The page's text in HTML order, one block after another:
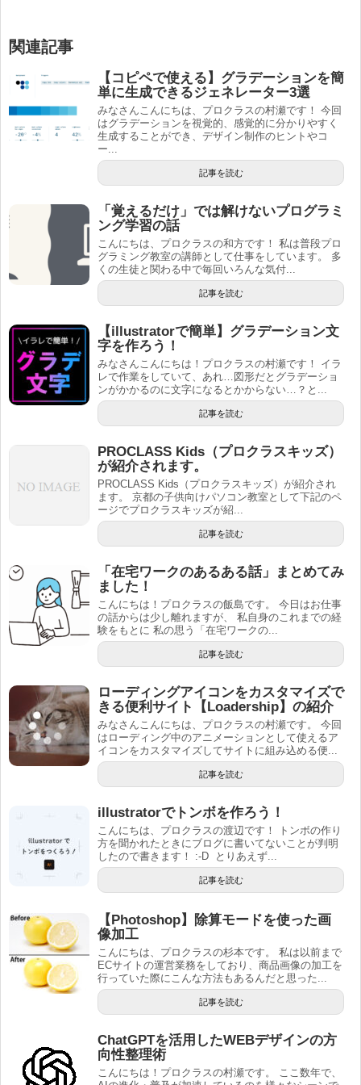
関連記事
【コピペで使える】グラデーションを簡
単に生成できるジェネレーター3選
みなさんこんにちは、プロクラスの村瀬です！ 今回
はグラデーションを視覚的、感覚的に分かりやすく
生成することができ、デザイン制作のヒントやコ
ー...
記事を読む
「覚えるだけ」では解けないプログラミ
ング学習の話
こんにちは、プロクラスの和方です！ 私は普段プロ
グラミング教室の講師として仕事をしています。 多
くの生徒と関わる中で毎回いろんな気付...
記事を読む
【illustratorで簡単】グラデーション文
字を作ろう！
みなさんこんにちは！プロクラスの村瀬です！ イラ
レで作業をしていて、あれ…図形だとグラデーショ
ンがかかるのに文字になるとかからない…？と...
記事を読む
PROCLASS Kids（プロクラスキッズ）
が紹介されます。
PROCLASS Kids（プロクラスキッズ）が紹介され
ます。 京都の子供向けパソコン教室として下記のペ
ージでプロクラスキッズが紹...
記事を読む
「在宅ワークのあるある話」まとめてみ
ました！
こんにちは！プロクラスの飯島です。 今日はお仕事
の話からは少し離れますが、 私自身のこれまでの経
験をもとに 私の思う「在宅ワークの...
記事を読む
ローディングアイコンをカスタマイズで
きる便利サイト【Loadership】の紹介
みなさんこんにちは、プロクラスの村瀬です。 今回
はローディング中のアニメーションとして使えるア
イコンをカスタマイズしてサイトに組み込める便...
記事を読む
illustratorでトンボを作ろう！
こんにちは、プロクラスの渡辺です！ トンボの作り
方を聞かれたときにブログに書いてないことが判明
したので書きます！ :-D とりあえず...
記事を読む
【Photoshop】除算モードを使った画
像加工
こんにちは、プロクラスの杉本です。 私は以前まで
ECサイトの運営業務をしており、商品画像の加工を
行っていた際にこんな方法もあるんだと思った...
記事を読む
ChatGPTを活用したWEBデザインの方
向性整理術
こんにちは！プロクラスの村瀬です。 ここ数年で、